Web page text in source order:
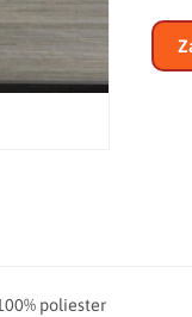
poliester